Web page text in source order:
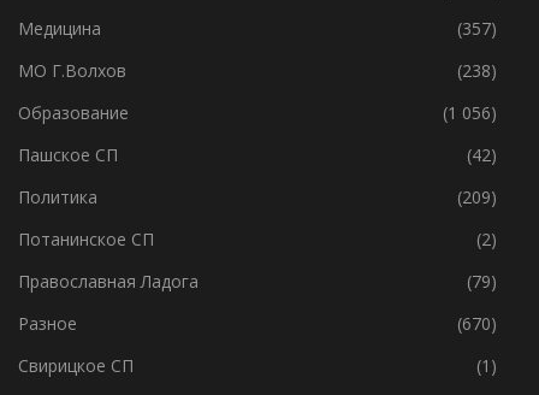
Медицина
(357)
МО Г.Волхов
(238)
Образование
(1 056)
Пашское СП
(42)
Политика
(209)
Потанинское СП
(2)
Православная Ладога
(79)
Разное
(670)
Свирицкое СП
(1)